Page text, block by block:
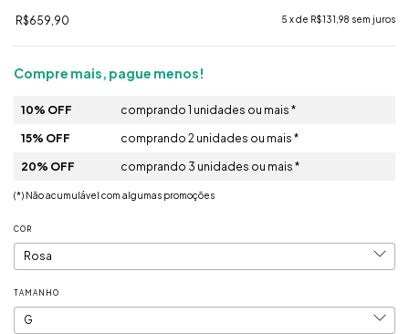
R$659,90 5 x de R$131,98 sem juros
Compre mais, pague menos!
10% OFF comprando 1 unidades ou mais *
15% OFF comprando 2 unidades ou mais *
20% OFF comprando 3 unidades ou mais *
(*) Não acumulável com algumas promoções
COR
TAMANHO